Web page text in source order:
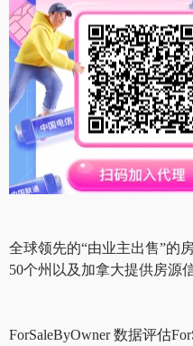
全球领先的“由业主出售”的
50个州以及加拿大提供房源
ForSaleByOwner 数据评估